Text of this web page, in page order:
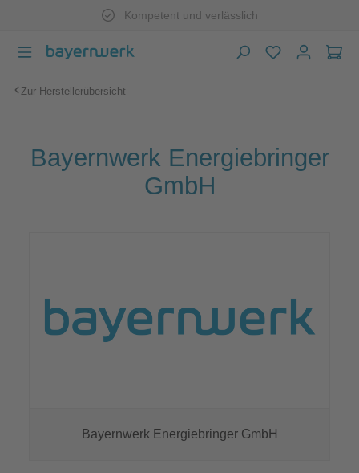
Zum Hauptinhalt springenKompetent und verlässlich
Zur Herstellerübersicht
Bayernwerk Energiebringer
GmbH
Bayernwerk Energiebringer GmbH